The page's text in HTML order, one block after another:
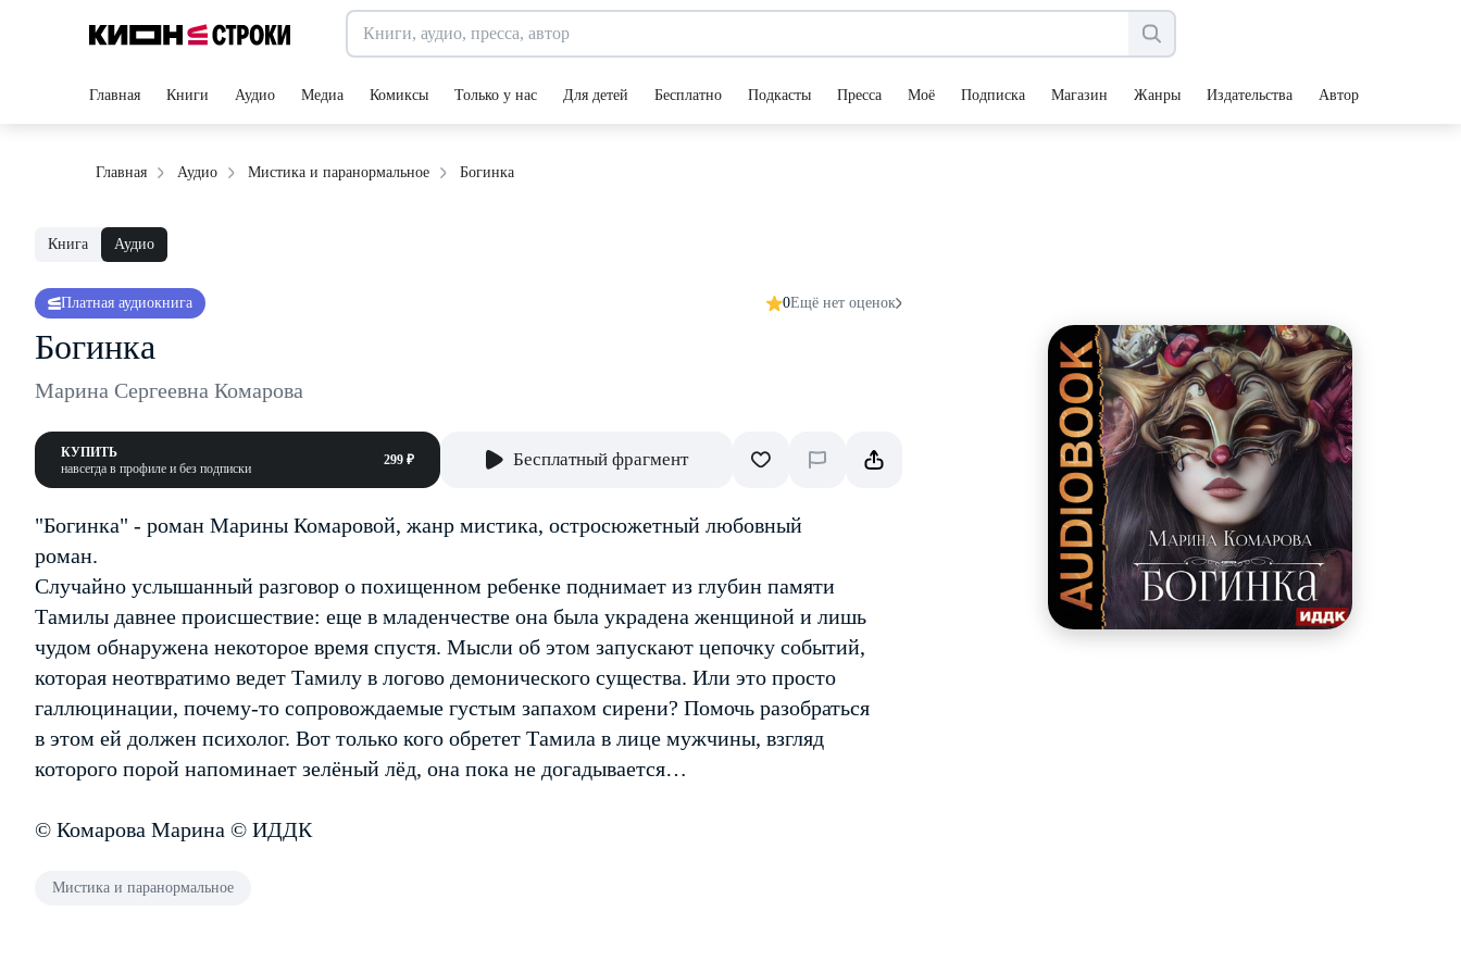
Главная Книги Аудио Медиа Комиксы Только у нас Для детей Бесплатно Подкасты Пресса Моё Подписка Магазин Жанры Издательства Авторы
Главная Аудио Мистика и паранормальное Богинка
Книга Аудио
Платная аудиокнига 0Ещё нет оценок
Богинка
Марина Сергеевна Комарова
КУПИТЬ
навсегда в профиле и без подписки
299 ₽ Бесплатный фрагмент
"Богинка" - роман Марины Комаровой, жанр мистика, остросюжетный любовный
роман.
Случайно услышанный разговор о похищенном ребенке поднимает из глубин памяти
Тамилы давнее происшествие: еще в младенчестве она была украдена женщиной и лишь
чудом обнаружена некоторое время спустя. Мысли об этом запускают цепочку событий,
которая неотвратимо ведет Тамилу в логово демонического существа. Или это просто
галлюцинации, почему-то сопровождаемые густым запахом сирени? Помочь разобраться
в этом ей должен психолог. Вот только кого обретет Тамила в лице мужчины, взгляд
которого порой напоминает зелёный лёд, она пока не догадывается…
© Комарова Марина © ИДДК
Мистика и паранормальное